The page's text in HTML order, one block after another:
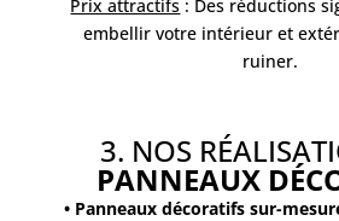
Prix attractifs : Des réductions
embellir votre intérieur et
ruiner.
3. NOS
PANNEAUX
• Panneaux décoratifs sur-